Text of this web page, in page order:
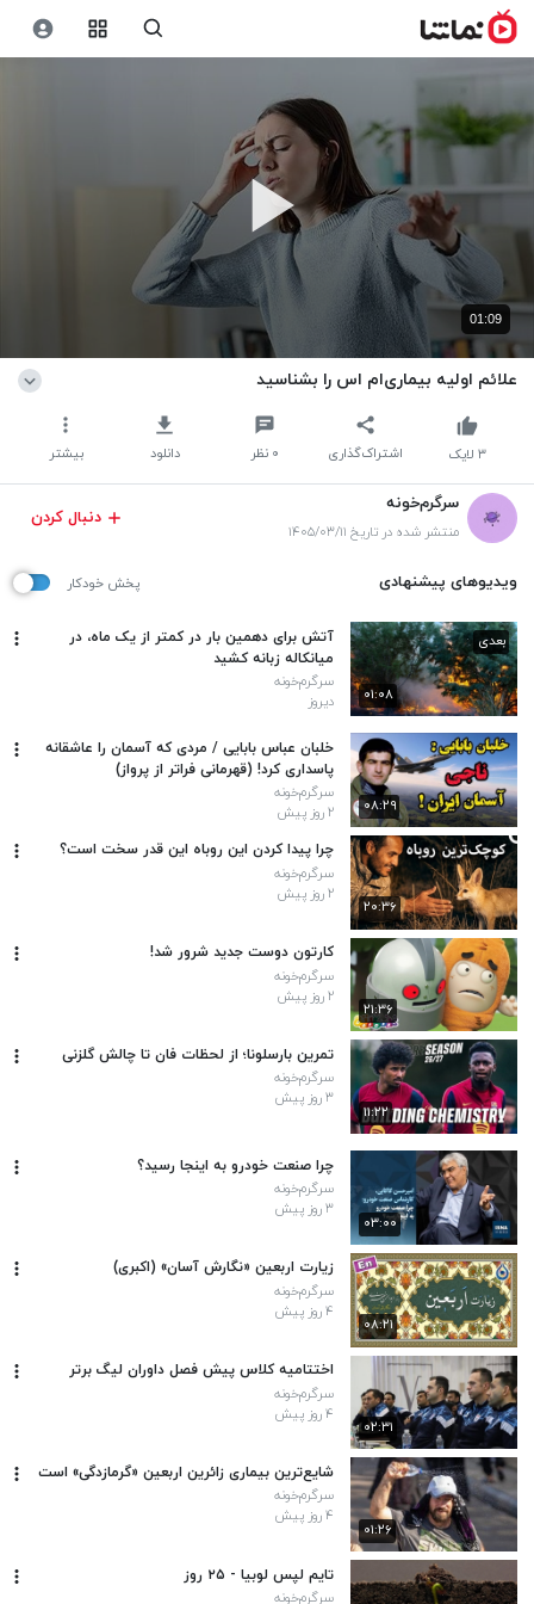
01:09
علائم اولیه بیماری‌ام اس را بشناسید
اشتراک‌گذاری ۰ نظر دانلود بیشتر ۳ لایک
سرگرم‌خونه
منتشر شده در تاریخ ۱۴۰۵/۰۳/۱۱
دنبال کردن
ویدیوهای پیشنهادی پخش خودکار
۰۱:۰۸
بعدی
آتش برای دهمین بار در کمتر از یک ماه، در
میانکاله زبانه کشید
سرگرم‌خونه
دیروز
۰۸:۲۹
خلبان عباس بابایی / مردی که آسمان را عاشقانه
پاسداری کرد! (قهرمانی فراتر از پرواز)
سرگرم‌خونه
۲ روز پیش
۲۰:۳۶
چرا پیدا کردن این روباه این قدر سخت است؟
سرگرم‌خونه
۲ روز پیش
۲۱:۳۶
کارتون دوست جدید شرور شد!
سرگرم‌خونه
۲ روز پیش
۱۱:۲۲
تمرین بارسلونا؛ از لحظات فان تا چالش گلزنی
سرگرم‌خونه
۳ روز پیش
۰۳:۰۰
چرا صنعت خودرو به اینجا رسید؟
سرگرم‌خونه
۳ روز پیش
۰۸:۲۱
زیارت اربعین «نگارش آسان» (اکبری)
سرگرم‌خونه
۴ روز پیش
۰۲:۳۱
اختتامیه کلاس پیش فصل داوران لیگ برتر
سرگرم‌خونه
۴ روز پیش
۰۱:۲۶
شایع‌ترین بیماری زائرین اربعین «گرمازدگی» است
سرگرم‌خونه
۴ روز پیش
تایم لپس لوبیا - ۲۵ روز
سرگرم‌خونه